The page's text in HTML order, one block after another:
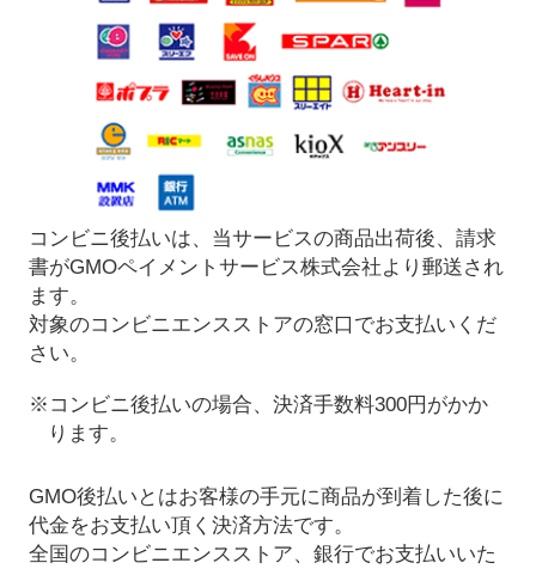
コンビニ後払いは、当サービスの商品出荷後、請求
書がGMOペイメントサービス株式会社より郵送され
ます。
対象のコンビニエンスストアの窓口でお支払いくだ
さい。
※コンビニ後払いの場合、決済手数料300円がかか
ります。
GMO後払いとはお客様の手元に商品が到着した後に
代金をお支払い頂く決済方法です。
全国のコンビニエンスストア、銀行でお支払いいた